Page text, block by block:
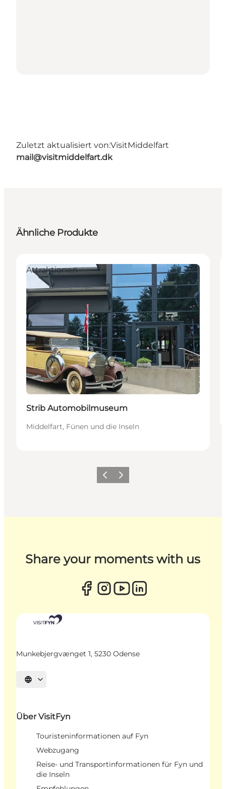
Zuletzt aktualisiert von:VisitMiddelfart
mail@visitmiddelfart.dk
Ähnliche Produkte
Attraktionen
Strib Automobilmuseum
Middelfart, Fünen und die Inseln
ZurückWeiter
Share your moments with us
Munkebjergvænget 1, 5230 Odense
Sprache auswählen
Über VisitFyn
Touristeninformationen auf Fyn
Webzugang
Reise- und Transportinformationen für Fyn und
die Inseln